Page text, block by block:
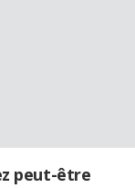
peut-être